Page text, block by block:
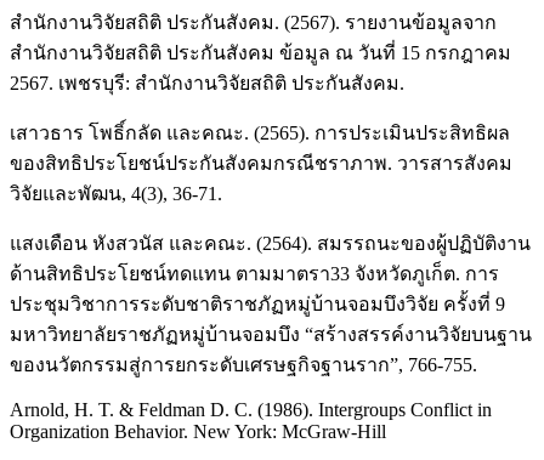
สำนักงานวิจัยสถิติ ประกันสังคม. (2567). รายงานข้อมูลจาก
สำนักงานวิจัยสถิติ ประกันสังคม ข้อมูล ณ วันที่ 15 กรกฎาคม
2567. เพชรบุรี: สำนักงานวิจัยสถิติ ประกันสังคม.
เสาวธาร โพธิ์กลัด และคณะ. (2565). การประเมินประสิทธิผล
ของสิทธิประโยชน์ประกันสังคมกรณีชราภาพ. วารสารสังคม
วิจัยและพัฒน, 4(3), 36-71.
แสงเดือน หังสวนัส และคณะ. (2564). สมรรถนะของผู้ปฏิบัติงาน
ด้านสิทธิประโยชน์ทดแทน ตามมาตรา33 จังหวัดภูเก็ต. การ
ประชุมวิชาการระดับชาติราชภัฏหมู่บ้านจอมบึงวิจัย ครั้งที่ 9
มหาวิทยาลัยราชภัฏหมู่บ้านจอมบึง “สร้างสรรค์งานวิจัยบนฐาน
ของนวัตกรรมสู่การยกระดับเศรษฐกิจฐานราก”, 766-755.
Arnold, H. T. & Feldman D. C. (1986). Intergroups Conflict in
Organization Behavior. New York: McGraw-Hill